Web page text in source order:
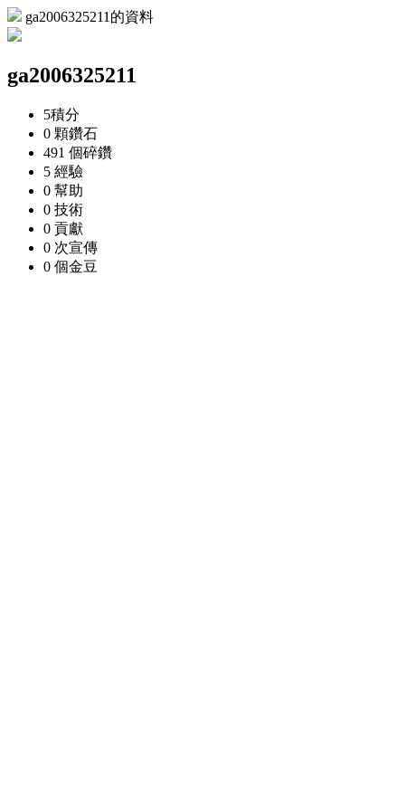
ga2006325211的資料
ga2006325211
5積分
0 顆鑽石
491 個碎鑽
5 經驗
0 幫助
0 技術
0 貢獻
0 次宣傳
0 個金豆